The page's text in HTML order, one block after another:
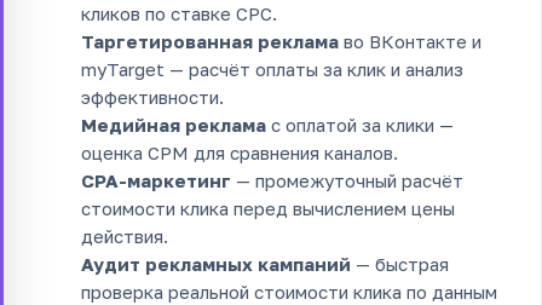
кликов по ставке CPC.
Таргетированная реклама во ВКонтакте и
myTarget — расчёт оплаты за клик и анализ
эффективности.
Медийная реклама с оплатой за клики —
оценка CPM для сравнения каналов.
CPA-маркетинг — промежуточный расчёт
стоимости клика перед вычислением цены
действия.
Аудит рекламных кампаний — быстрая
проверка реальной стоимости клика по данным